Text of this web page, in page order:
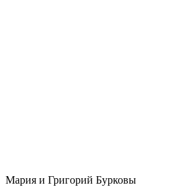
Мария и Григорий Бурковы